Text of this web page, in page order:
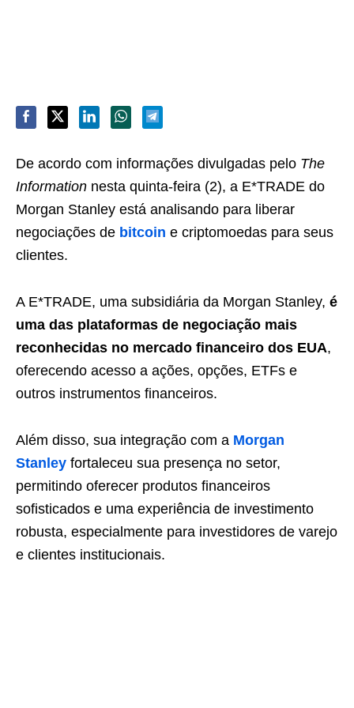
De acordo com informações divulgadas pelo The
Information nesta quinta-feira (2), a E*TRADE do
Morgan Stanley está analisando para liberar
negociações de bitcoin e criptomoedas para seus
clientes.
A E*TRADE, uma subsidiária da Morgan Stanley, é
uma das plataformas de negociação mais
reconhecidas no mercado financeiro dos EUA,
oferecendo acesso a ações, opções, ETFs e
outros instrumentos financeiros.
Além disso, sua integração com a Morgan
Stanley fortaleceu sua presença no setor,
permitindo oferecer produtos financeiros
sofisticados e uma experiência de investimento
robusta, especialmente para investidores de varejo
e clientes institucionais.